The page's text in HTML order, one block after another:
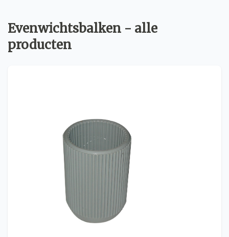
Evenwichtsbalken - alle
producten